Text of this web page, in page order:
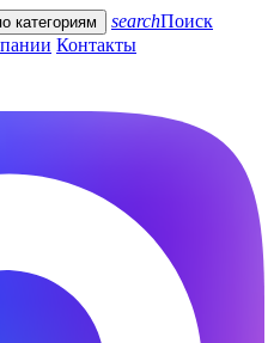
категориям searchПоиск
Контакты